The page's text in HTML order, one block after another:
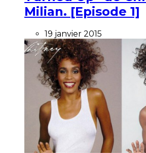
Milian. [Episode 1]
19 janvier 2015